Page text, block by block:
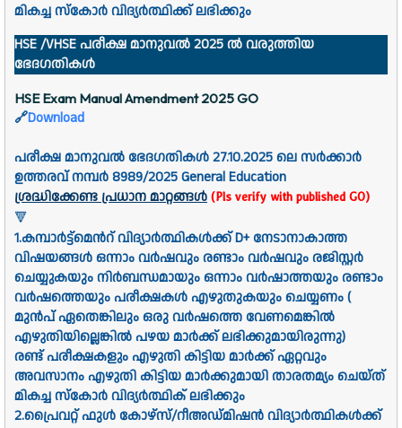
മികച്ച സ്കോർ വിദ്യർത്ഥിക്ക്ലഭിക്കും
HSE /VHSE പരീക്ഷ മാനുവൽ 2025 ൽ വരുത്തിയ
ഭേദഗതികൾ
HSE Exam Manual Amendment 2025 GO
🔗Download
പരീക്ഷ മാനുവൽ ഭേദഗതികൾ 27.10.2025 ലെ സർക്കാർ
ഉത്തരവ് നമ്പർ 8989/2025 General Education
ശ്രദ്ധിക്കേണ്ട പ്രധാന മാറ്റങ്ങൾ (Pls verify with published GO)
🔻
1.കമ്പാർട്ട്മെൻറ് വിദ്യാർത്ഥികൾക്ക് D+ നേടാനാകാത്ത
വിഷയങ്ങൾ ഒന്നാം വർഷവും രണ്ടാം വർഷവും രജിസ്റ്റർ
ചെയ്യുകയും നിർബന്ധമായും ഒന്നാം വർഷാത്തയും രണ്ടാം
വർഷത്തെയും പരീക്ഷകൾ എഴുതുകയും ചെയ്യണം (
മുൻപ് ഏതെങ്കിലും ഒരു വർഷത്തെ വേണമെങ്കിൽ
എഴുതിയില്ലെങ്കിൽ പഴയ മാർക്ക് ലഭിക്കുമായിരുന്നു)
രണ്ട് പരീക്ഷകളും എഴുതി കിട്ടിയ മാർക്ക് ഏറ്റവും
അവസാനം എഴുതി കിട്ടിയ മാർക്കുമായി താരതമ്യം ചെയ്ത്
മികച്ച സ്കോർ വിദ്യർത്ഥിക് ലഭിക്കും
2.പ്രൈവറ്റ് ഫുൾ കോഴ്സ്/റീഅഡ്മിഷൻ വിദ്യാർത്ഥികൾക്ക്